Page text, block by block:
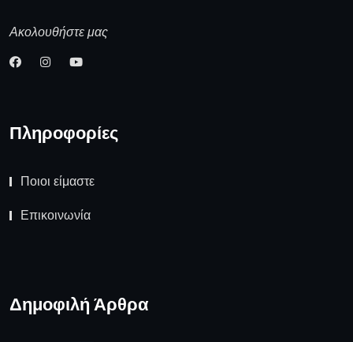
Ακολουθήστε μας
Πληροφορίες
Ποιοι είμαστε
Επικοινωνία
Δημοφιλή Άρθρα